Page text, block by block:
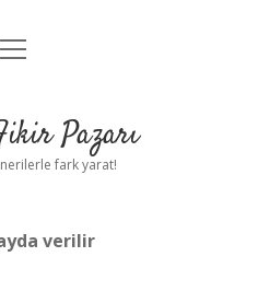
Uyarı
menüyü
Pazarı
fark yarat!
verilir